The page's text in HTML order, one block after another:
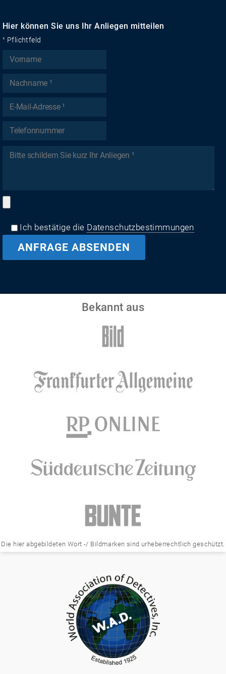
Hier können Sie uns Ihr Anliegen mitteilen
¹ Pflichtfeld
Ich bestätige die Datenschutzbestimmungen.
Bekannt aus
Die hier abgebildeten Wort -/ Bildmarken sind urheberrechtlich geschützt.